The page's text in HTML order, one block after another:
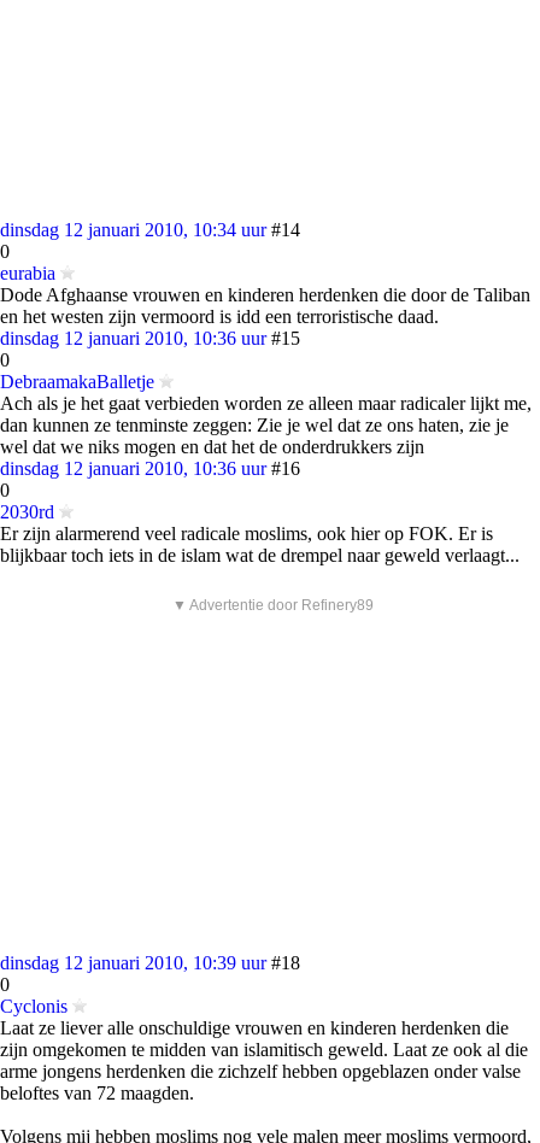
dinsdag 12 januari 2010, 10:34 uur #14
0
eurabia
Dode Afghaanse vrouwen en kinderen herdenken die door de Taliban
en het westen zijn vermoord is idd een terroristische daad.
dinsdag 12 januari 2010, 10:36 uur #15
0
DebraamakaBalletje
Ach als je het gaat verbieden worden ze alleen maar radicaler lijkt me,
dan kunnen ze tenminste zeggen: Zie je wel dat ze ons haten, zie je
wel dat we niks mogen en dat het de onderdrukkers zijn
dinsdag 12 januari 2010, 10:36 uur #16
0
2030rd
Er zijn alarmerend veel radicale moslims, ook hier op FOK. Er is
blijkbaar toch iets in de islam wat de drempel naar geweld verlaagt...
▼ Advertentie door Refinery89
dinsdag 12 januari 2010, 10:39 uur #18
0
Cyclonis
Laat ze liever alle onschuldige vrouwen en kinderen herdenken die
zijn omgekomen te midden van islamitisch geweld. Laat ze ook al die
arme jongens herdenken die zichzelf hebben opgeblazen onder valse
beloftes van 72 maagden.
Volgens mij hebben moslims nog vele malen meer moslims vermoord,